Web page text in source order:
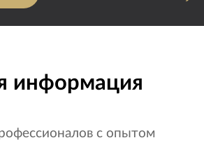
информация
с опытом